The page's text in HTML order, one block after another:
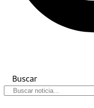
Buscar